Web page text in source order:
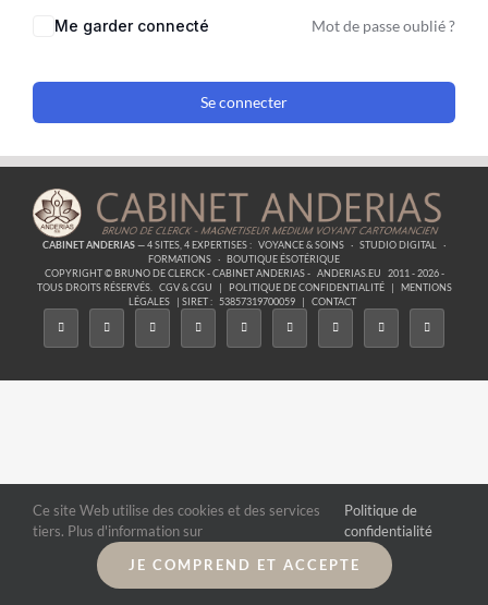
Me garder connecté Mot de passe oublié ?
Se connecter
CABINET ANDERIAS— 4 SITES, 4 EXPERTISES : VOYANCE & SOINS · STUDIO DIGITAL
·
FORMATIONS · BOUTIQUE ÉSOTÉRIQUE
COPYRIGHT © BRUNO DE CLERCK - CABINET ANDERIAS - ANDERIAS.EU
2011 - 2026 -
TOUS DROITS RÉSERVÉS.
CGV & CGU | POLITIQUE DE CONFIDENTIALITÉ |
MENTIONS
LÉGALES
| SIRET : 53857319700059 | CONTACT
Ce site Web utilise des cookies et des services
tiers. Plus d'information sur
Politique de
confidentialité
JE COMPREND ET ACCEPTE